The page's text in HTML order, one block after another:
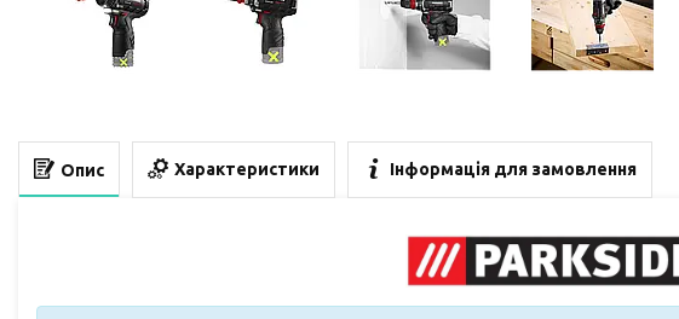
Опис Характеристики Інформація для замовлення